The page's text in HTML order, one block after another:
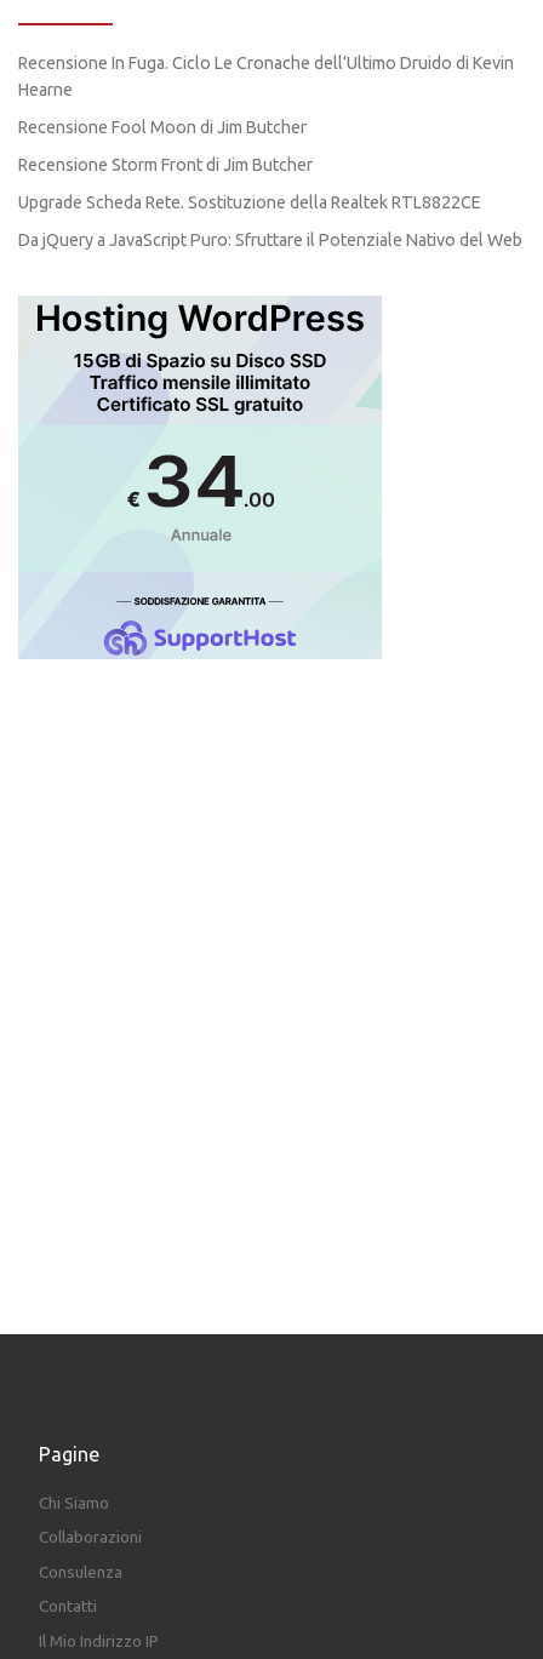
Recensione In Fuga. Ciclo Le Cronache dell’Ultimo Druido di Kevin
Hearne
Recensione Fool Moon di Jim Butcher
Recensione Storm Front di Jim Butcher
Upgrade Scheda Rete. Sostituzione della Realtek RTL8822CE
Da jQuery a JavaScript Puro: Sfruttare il Potenziale Nativo del Web
Pagine
Chi Siamo
Collaborazioni
Consulenza
Contatti
Il Mio Indirizzo IP